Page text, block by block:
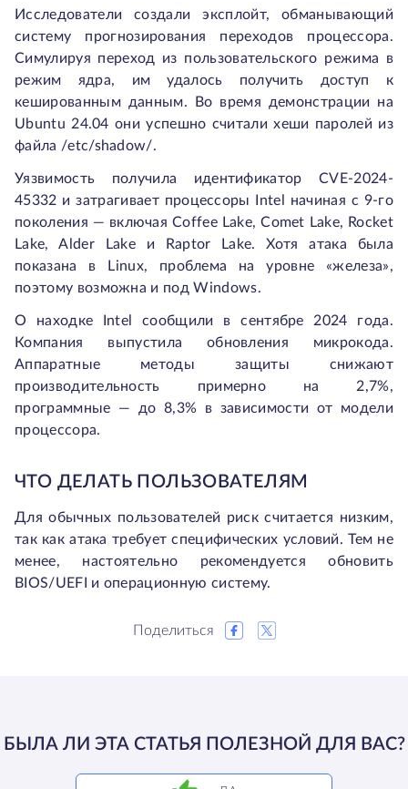
Исследователи создали эксплойт, обманывающий
систему прогнозирования переходов процессора.
Симулируя переход из пользовательского режима в
режим ядра, им удалось получить доступ к
кешированным данным. Во время демонстрации на
Ubuntu 24.04 они успешно считали хеши паролей из
файла /etc/shadow/.
Уязвимость получила идентификатор CVE-2024-
45332 и затрагивает процессоры Intel начиная с 9-го
поколения — включая Coffee Lake, Comet Lake, Rocket
Lake, Alder Lake и Raptor Lake. Хотя атака была
показана в Linux, проблема на уровне «железа»,
поэтому возможна и под Windows.
О находке Intel сообщили в сентябре 2024 года.
Компания выпустила обновления микрокода.
Аппаратные методы защиты снижают
производительность примерно на 2,7%,
программные — до 8,3% в зависимости от модели
процессора.
ЧТО ДЕЛАТЬ ПОЛЬЗОВАТЕЛЯМ
Для обычных пользователей риск считается низким,
так как атака требует специфических условий. Тем не
менее, настоятельно рекомендуется обновить
BIOS/UEFI и операционную систему.
Поделиться
БЫЛА ЛИ ЭТА СТАТЬЯ ПОЛЕЗНОЙ ДЛЯ ВАС?